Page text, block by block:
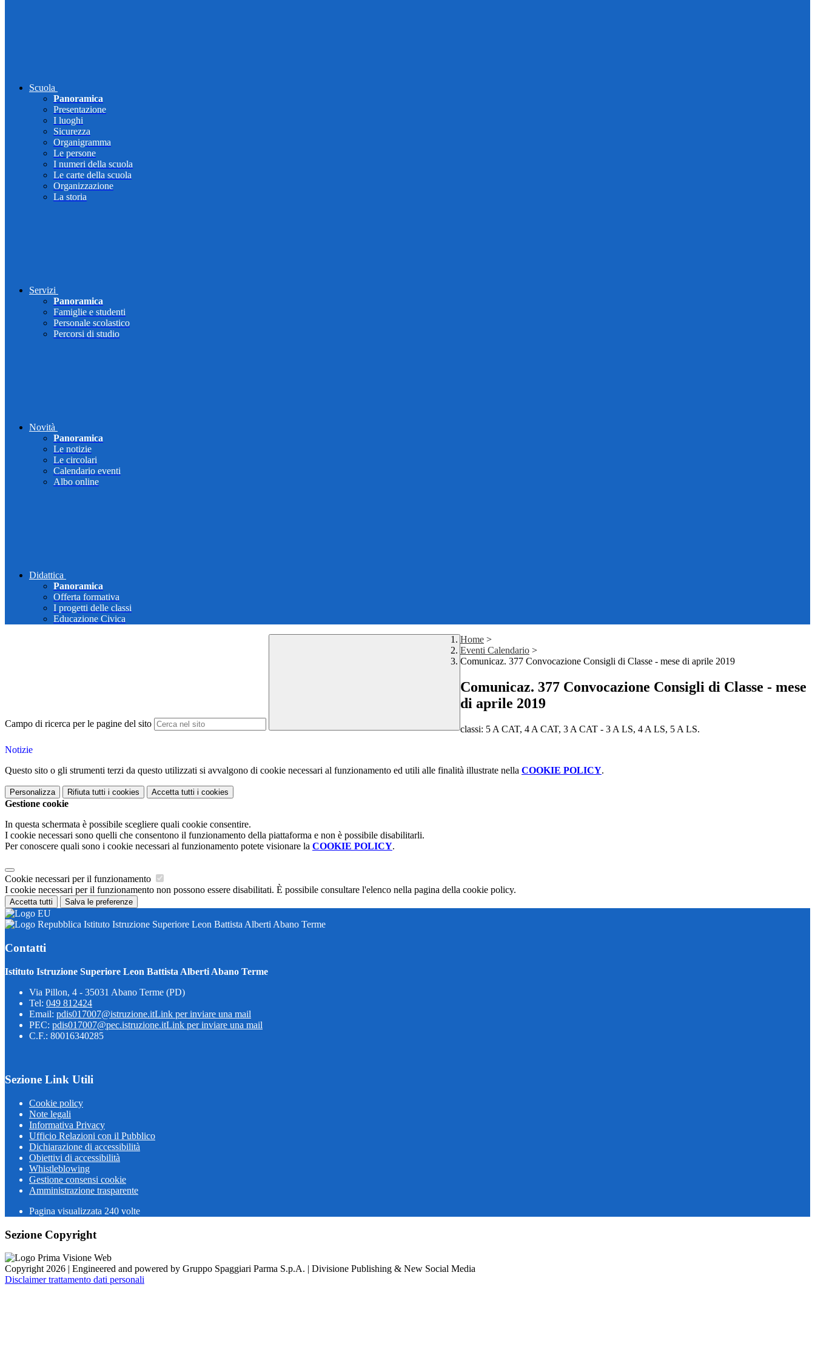
Scuola
Panoramica
Presentazione
I luoghi
Sicurezza
Organigramma
Le persone
I numeri della scuola
Le carte della scuola
Organizzazione
La storia
Servizi
Panoramica
Famiglie e studenti
Personale scolastico
Percorsi di studio
Novità
Panoramica
Le notizie
Le circolari
Calendario eventi
Albo online
Didattica
Panoramica
Offerta formativa
I progetti delle classi
Educazione Civica
Campo di ricerca per le pagine del sito
Home >
Eventi Calendario >
Comunicaz. 377 Convocazione Consigli di Classe - mese di aprile 2019
Comunicaz. 377 Convocazione Consigli di Classe - mese
di aprile 2019
classi: 5 A CAT, 4 A CAT, 3 A CAT - 3 A LS, 4 A LS, 5 A LS.
Notizie
Questo sito o gli strumenti terzi da questo utilizzati si avvalgono di cookie necessari al funzionamento ed utili alle finalità illustrate nella COOKIE POLICY.
Personalizza Rifiuta tutti i cookies Accetta tutti i cookies
Gestione cookie
In questa schermata è possibile scegliere quali cookie consentire.
I cookie necessari sono quelli che consentono il funzionamento della piattaforma e non è possibile disabilitarli.
Per conoscere quali sono i cookie necessari al funzionamento potete visionare la COOKIE POLICY.
Cookie necessari per il funzionamento
I cookie necessari per il funzionamento non possono essere disabilitati. È possibile consultare l'elenco nella pagina della cookie policy.
Accetta tutti Salva le preferenze
Istituto Istruzione Superiore Leon Battista Alberti Abano Terme
Contatti
Istituto Istruzione Superiore Leon Battista Alberti Abano Terme
Via Pillon, 4 - 35031 Abano Terme (PD)
Tel: 049 812424
Email: pdis017007@istruzione.itLink per inviare una mail
PEC: pdis017007@pec.istruzione.itLink per inviare una mail
C.F.: 80016340285
Sezione Link Utili
Cookie policy
Note legali
Informativa Privacy
Ufficio Relazioni con il Pubblico
Dichiarazione di accessibilità
Obiettivi di accessibilità
Whistleblowing
Gestione consensi cookie
Amministrazione trasparente
Pagina visualizzata 240 volte
Sezione Copyright
Copyright 2026 | Engineered and powered by Gruppo Spaggiari Parma S.p.A. | Divisione Publishing & New Social Media
Disclaimer trattamento dati personali